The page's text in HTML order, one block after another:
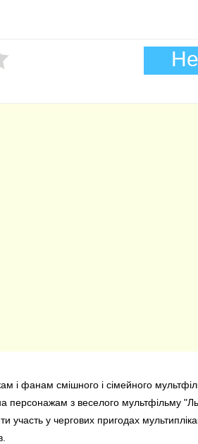
і фанам смішного і сімейного
персонажам з веселого мультфільму
участь у чергових пригодах